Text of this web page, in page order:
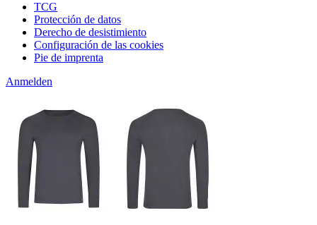
TCG
Protección de datos
Derecho de desistimiento
Configuración de las cookies
Pie de imprenta
Anmelden